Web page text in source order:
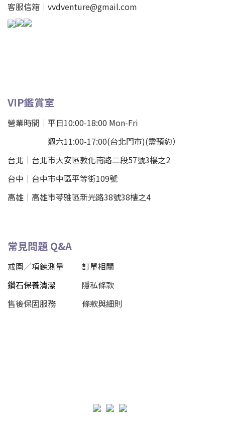
客服信箱｜vvdventure@gmail.com
VIP鑑賞室
營業時間｜平日10:00-18:00 Mon-Fri
週六11:00-17:00(台北門市)(需預約）
台北 ｜ 台北市大安區敦化南路二段57號3樓之2
台中｜ 台中市中區平等街109號
高雄｜ 高雄市苓雅區新光路38號38樓之4
常見問題 Q&A
戒圍／項鍊測量
訂單相關
鑽石保養清潔
隱私條款
售後保固服務
條款與細則